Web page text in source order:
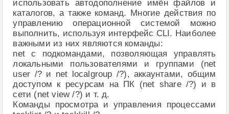
использовать автодополнение имён файлов и
каталогов, а также команд. Многие действия по
управлению операционной системой можно
выполнить, используя интерфейс CLI. Наиболее
важными из них являются команды:
net с подкомандами, позволяющая управлять
локальными пользователями и группами (net
user /? и net localgroup /?), аккаунтами, общим
доступом к ресурсам на ПК (net share /?) и в
сети (net view /?) и т. д.
Команды просмотра и управления процессами